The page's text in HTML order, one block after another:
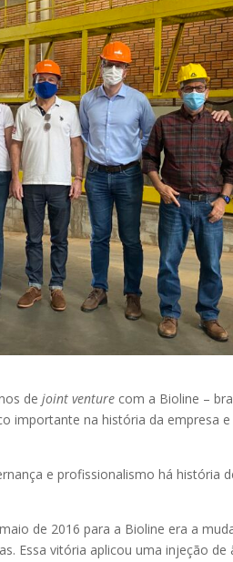
dejoint venture com a Bioline –
importante na história da empresa
e profissionalismo há história
de 2016 para a Bioline era a
Essa vitória aplicou uma injeção